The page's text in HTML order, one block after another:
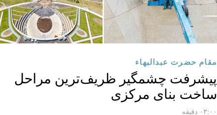
مقام حضرت عبدالبهاء
پیشرفت چشمگیر ظریف‌ترین مراحل
ساخت بنای مرکزی
۰۳:۰۰ دقیقه